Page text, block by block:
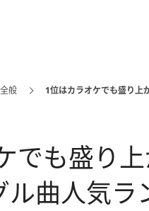
般 1位はカラオケでも盛り
でも盛り
ル曲人気